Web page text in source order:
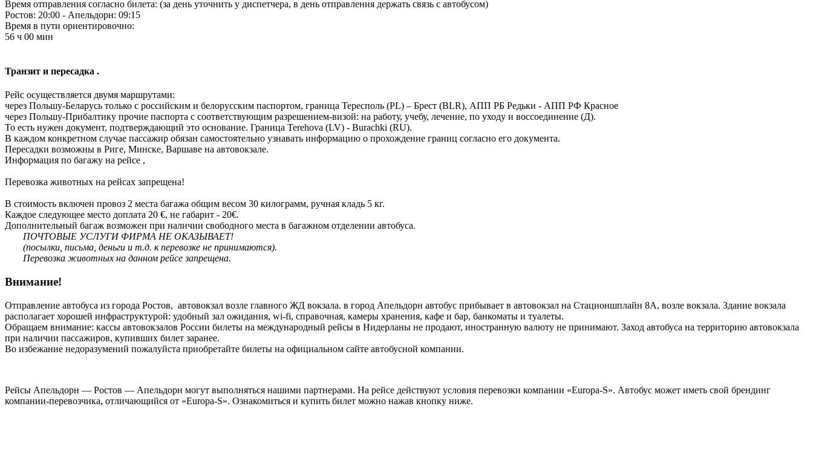
Время отправления согласно билета: (за день уточнить у диспетчера, в день отправления держать связь с автобусом)
Ростов: 20:00 - Апельдорн: 09:15
Время в пути ориентировочно:
56 ч 00 мин
Транзит и пересадка .
Рейс осуществляется двумя маршрутами:
через Польшу-Беларусь только с российским и белорусским паспортом, граница Тересполь (PL) – Брест (BLR), АПП РБ Редьки - АПП РФ Красное
через Польшу-Прибалтику прочие паспорта с соответствующим разрешением-визой: на работу, учебу, лечение, по уходу и воссоединение (Д).
То есть нужен документ, подтверждающий это основание. Граница Terehova (LV) - Burachki (RU).
В каждом конкретном случае пассажир обязан самостоятельно узнавать информацию о прохождение границ согласно его документа.
Пересадки возможны в Риге, Минске, Варшаве на автовокзале.
Информация по багажу на рейсе ,
Перевозка животных на рейсах запрещена!
В стоимость включен провоз 2 места багажа общим весом 30 килограмм, ручная кладь 5 кг.
Каждое следующее место доплата 20 €, не габарит - 20€.
Дополнительный багаж возможен при наличии свободного места в багажном отделении автобуса.
ПОЧТОВЫЕ УСЛУГИ ФИРМА НЕ ОКАЗЫВАЕТ!
(посылки, письма, деньги и т.д. к перевозке не принимаются).
Перевозка животных на данном рейсе запрещена.
Внимание!
Отправление автобуса из города Ростов, автовокзал возле главного ЖД вокзала. в город Апельдорн автобус прибывает в автовокзал на Стационшплайн 8А, возле вокзала. Здание вокзала
располагает хорошей инфраструктурой: удобный зал ожидания, wi-fi, справочная, камеры хранения, кафе и бар, банкоматы и туалеты.
Обращаем внимание: кассы автовокзалов России билеты на международный рейсы в Нидерланы не продают, иностранную валюту не принимают. Заход автобуса на территорию автовокзала
при наличии пассажиров, купивших билет заранее.
Во избежание недоразумений пожалуйста приобретайте билеты на официальном сайте автобусной компании.
Рейсы Апельдорн — Ростов — Апельдорн могут выполняться нашими партнерами. На рейсе действуют условия перевозки компании «Europa-S». Автобус может иметь свой брендинг
компании-перевозчика, отличающийся от «Europa-S». Ознакомиться и купить билет можно нажав кнопку ниже.